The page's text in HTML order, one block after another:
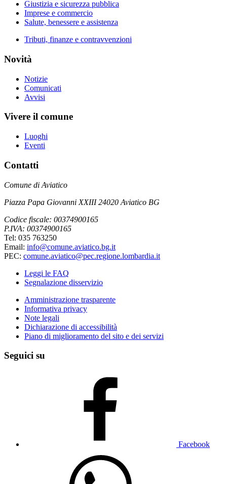
Giustizia e sicurezza pubblica
Imprese e commercio
Salute, benessere e assistenza
Tributi, finanze e contravvenzioni
Novità
Notizie
Comunicati
Avvisi
Vivere il comune
Luoghi
Eventi
Contatti
Comune di Aviatico
Piazza Papa Giovanni XXIII 24020 Aviatico BG
Codice fiscale: 00374900165
P.IVA: 00374900165
Tel: 035 763250
Email: info@comune.aviatico.bg.it
PEC: comune.aviatico@pec.regione.lombardia.it
Leggi le FAQ
Segnalazione disservizio
Amministrazione trasparente
Informativa privacy
Note legali
Dichiarazione di accessibilità
Piano di miglioramento del sito e dei servizi
Seguici su
Facebook